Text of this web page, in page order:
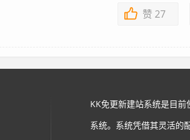
赞 27
KK免更新建站系统是目
系统。系统凭借其灵活的